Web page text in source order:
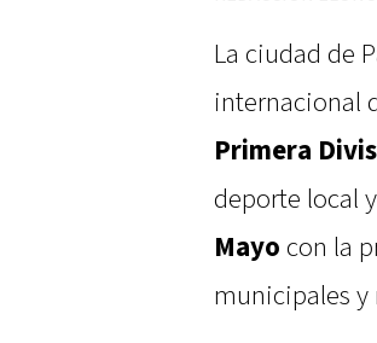
La ciudad de
internacional
Primera
deporte local
Mayo con la
municipales y